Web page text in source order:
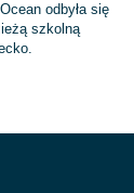
odbyła się
szkolną